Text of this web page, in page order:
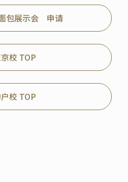
包展示会 申请
校 TOP
校 TOP